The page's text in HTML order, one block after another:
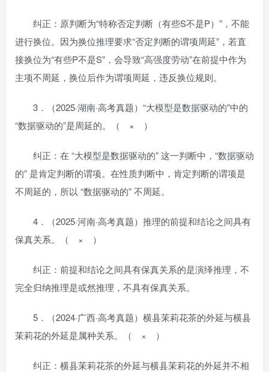
纠正：原判断为“特称否定判断（有些S不是P）”，不能
进行换位。因为换位推理要求“否定判断的谓项周延”，若直
接换位为“有些P不是S”，会导致“高强度劳动”在前提中作为
主项不周延，换位后作为谓项周延，违反换位规则。
3．（2025·湖南·高考真题）“大模型是数据驱动的”中的
“数据驱动的”是周延的。（ × ）
纠正：在 “大模型是数据驱动的” 这一判断中，“数据驱动
的” 是肯定判断的谓项。在性质判断中，肯定判断的谓项是
不周延的，所以 “数据驱动的” 不周延。
4．（2025·河南·高考真题）推理的前提和结论之间具有
保真关系。（ × ）
纠正：前提和结论之间具有保真关系的是演绎推理，不
完全归纳推理是或然推理，不具有保真关系。
5．（2024·广西·高考真题）横县茉莉花茶的外延与横县
茉莉花的外延是属种关系。（ × ）
纠正：横县茉莉花茶的外延与横县茉莉花的外延并不相